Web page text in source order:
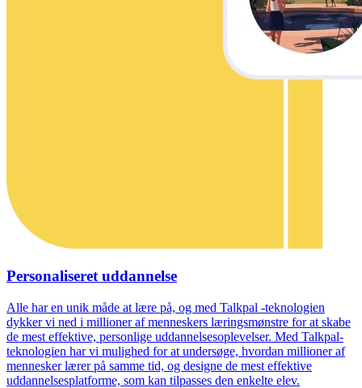
Personaliseret uddannelse
Alle har en unik måde at lære på, og med Talkpal -teknologien
dykker vi ned i millioner af menneskers læringsmønstre for at skabe
de mest effektive, personlige uddannelsesoplevelser. Med Talkpal-
teknologien har vi mulighed for at undersøge, hvordan millioner af
mennesker lærer på samme tid, og designe de mest effektive
uddannelsesplatforme, som kan tilpasses den enkelte elev.